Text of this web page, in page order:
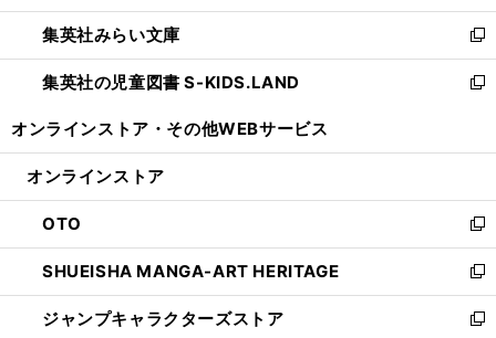
開
く
ウ
で
開
く
ン
ド
ウ
で
ウ
ィ
ン
ド
開
集英社みらい文庫
新
し
い
ン
ウ
で
開
く
集英社の児童図書 S-KIDS.LAND
新
ウ
ン
ド
ウ
で
開
く
オンラインストア・ その他WEBサービス
オンラインストア
OTO
新
し
い
ウ
ィ
SHUEISHA MANGA-ART HERITAGE
新
し
い
ジャンプキャラクターズストア
新